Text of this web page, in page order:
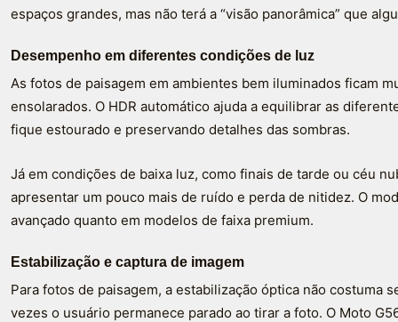
espaços grandes, mas não terá a “visão panorâmica” que
Desempenho em diferentes condições de luz
As fotos de paisagem em ambientes bem iluminados ficam
ensolarados. O HDR automático ajuda a equilibrar as
fique estourado e preservando detalhes das sombras.
Já em condições de baixa luz, como finais de tarde ou céu
apresentar um pouco mais de ruído e perda de nitidez. O
avançado quanto em modelos de faixa premium.
Estabilização e captura de imagem
Para fotos de paisagem, a estabilização óptica não costuma
vezes o usuário permanece parado ao tirar a foto. O Moto